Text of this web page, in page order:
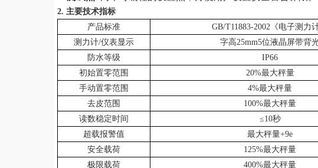
2. 主要技术指标
产品标准
GB/T11883-2002 《电子测力计
测力计/仪表显示 字高25mm5位液晶屏带背
防水等级
IP66
初始置零范围
20%最大秤量
手动置零范围
4%最大秤量
去皮范围
100%最大秤量
读数稳定时间
≤10秒
超载报警值
最大秤量+9e
安全载荷
125%最大秤量
极限载荷
400%最大秤量